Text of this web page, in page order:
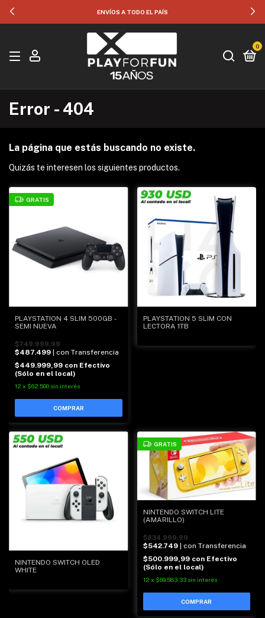
ENVÍOS A TODO EL PAÍS
0
Error - 404
La página que estás buscando no existe.
Quizás te interesen los siguientes productos.
GRATIS
PLAYSTATION 4 SLIM 500GB -
SEMI NUEVA
$749.999,99
$487.499 | con Transferencia
$449.999,99 con Efectivo
(Sólo en el local)
12 x $62.500 sin interés
PLAYSTATION 5 SLIM CON
LECTORA 1TB
NINTENDO SWITCH OLED
WHITE
GRATIS
NINTENDO SWITCH LITE
(AMARILLO)
$834.999,99
$542.749
| con Transferencia
$500.999,99 con Efectivo
(Sólo en el local)
12 x $69.583,33 sin interés